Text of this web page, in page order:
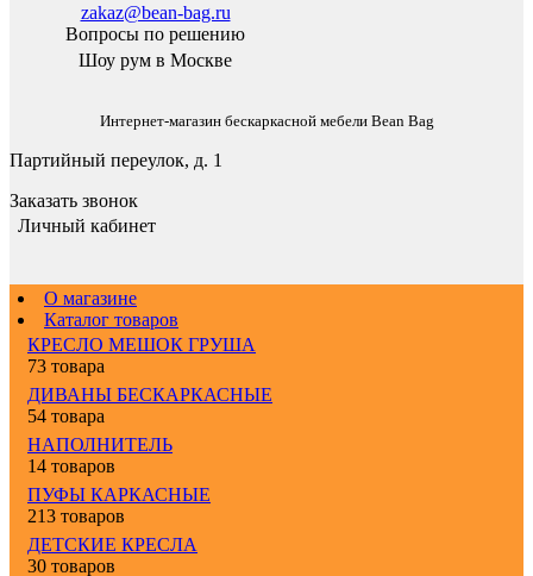
zakaz@bean-bag.ru
Вопросы по решению
Шоу рум в Москве
Интернет-магазин бескаркасной мебели Bean Bag
Партийный переулок, д. 1
Заказать звонок
Личный кабинет
О магазине
Каталог товаров
КРЕСЛО МЕШОК ГРУША
73 товара
ДИВАНЫ БЕСКАРКАСНЫЕ
54 товара
НАПОЛНИТЕЛЬ
14 товаров
ПУФЫ КАРКАСНЫЕ
213 товаров
ДЕТСКИЕ КРЕСЛА
30 товаров